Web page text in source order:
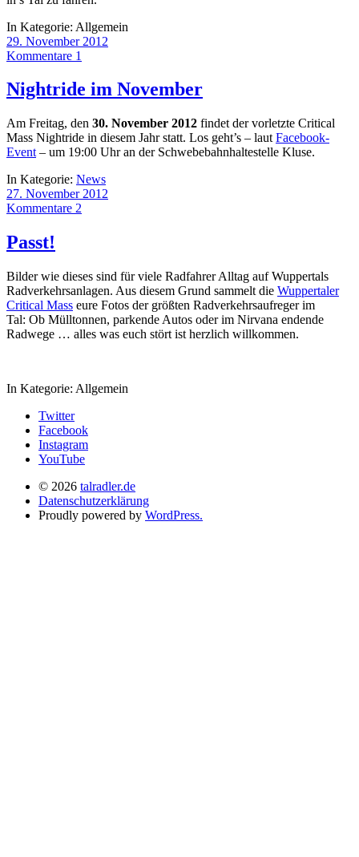
In Kategorie: Allgemein
29. November 2012
Kommentare 1
Nightride im November
Am Freitag, den 30. November 2012 findet der vorletzte Critical
Mass Nightride in diesem Jahr statt. Los geht’s – laut Facebook-
Event – um 19:00 Uhr an der Schwebebahnhaltestelle Kluse.
In Kategorie: News
27. November 2012
Kommentare 2
Passt!
Bilder wie dieses sind für viele Radfahrer Alltag auf Wuppertals
Radverkehrsanlagen. Aus diesem Grund sammelt die Wuppertaler
Critical Mass eure Fotos der größten Radverkehrsaufreger im
Tal: Ob Mülltonnen, parkende Autos oder im Nirvana endende
Radwege … alles was euch stört ist herzlich willkommen.
In Kategorie: Allgemein
Twitter
Facebook
Instagram
YouTube
© 2026 talradler.de
Datenschutzerklärung
Proudly powered by WordPress.